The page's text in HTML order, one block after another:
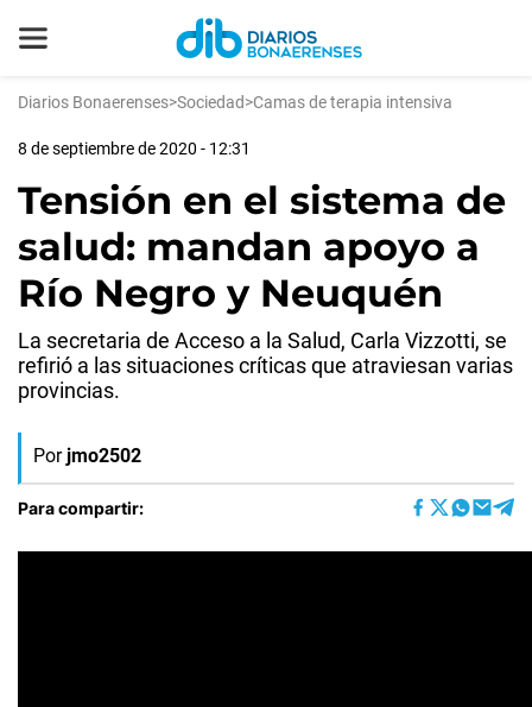
Diarios Bonaerenses>Sociedad>Camas de terapia intensiva
8 de septiembre de 2020 - 12:31
Tensión en el sistema de
salud: mandan apoyo a
Río Negro y Neuquén
La secretaria de Acceso a la Salud, Carla Vizzotti, se
refirió a las situaciones críticas que atraviesan varias
provincias.
Por jmo2502
Para compartir: